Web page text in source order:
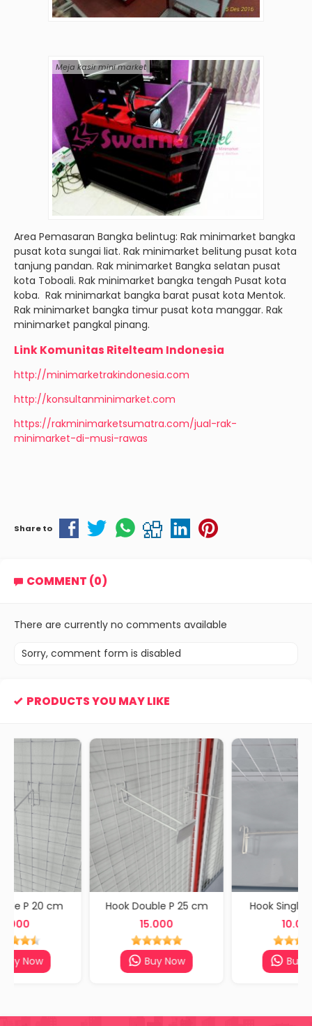
Meja kasir mini market
Area Pemasaran Bangka belintug: Rak minimarket bangka
pusat kota sungai liat. Rak minimarket belitung pusat kota
tanjung pandan. Rak minimarket Bangka selatan pusat
kota Toboali. Rak minimarket bangka tengah Pusat kota
koba. Rak minimarkat bangka barat pusat kota Mentok.
Rak minimarket bangka timur pusat kota manggar. Rak
minimarket pangkal pinang.
Link Komunitas Ritelteam Indonesia
http://minimarketrakindonesia.com
http://konsultanminimarket.com
https://rakminimarketsumatra.com/jual-rak-
minimarket-di-musi-rawas
Share to
COMMENT (0)
There are currently no comments available
Sorry, comment form is disabled
PRODUCTS YOU MAY LIKE
Hook Double P 25 cm
Hook Single P 30 cm